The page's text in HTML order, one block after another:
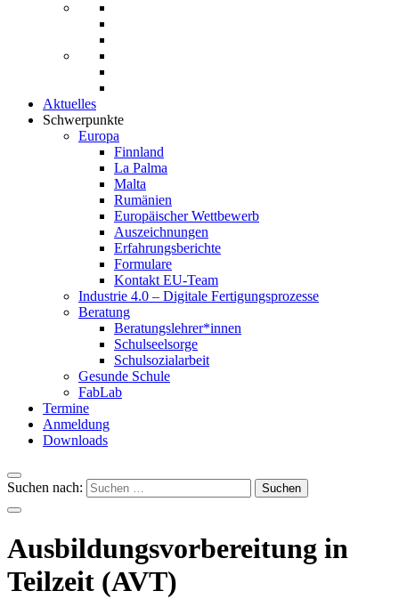
Aktuelles
Schwerpunkte
Europa
Finnland
La Palma
Malta
Rumänien
Europäischer Wettbewerb
Auszeichnungen
Erfahrungsberichte
Formulare
Kontakt EU-Team
Industrie 4.0 – Digitale Fertigungsprozesse
Beratung
Beratungslehrer*innen
Schulseelsorge
Schulsozialarbeit
Gesunde Schule
FabLab
Termine
Anmeldung
Downloads
Suchen nach:
Ausbildungsvorbereitung in
Teilzeit (AVT)